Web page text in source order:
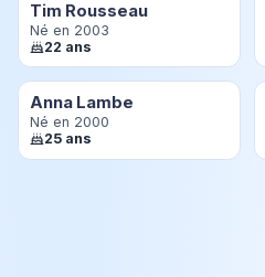
Tim Rousseau
Né en 2003
22 ans
Anna Lambe
Né en 2000
25 ans